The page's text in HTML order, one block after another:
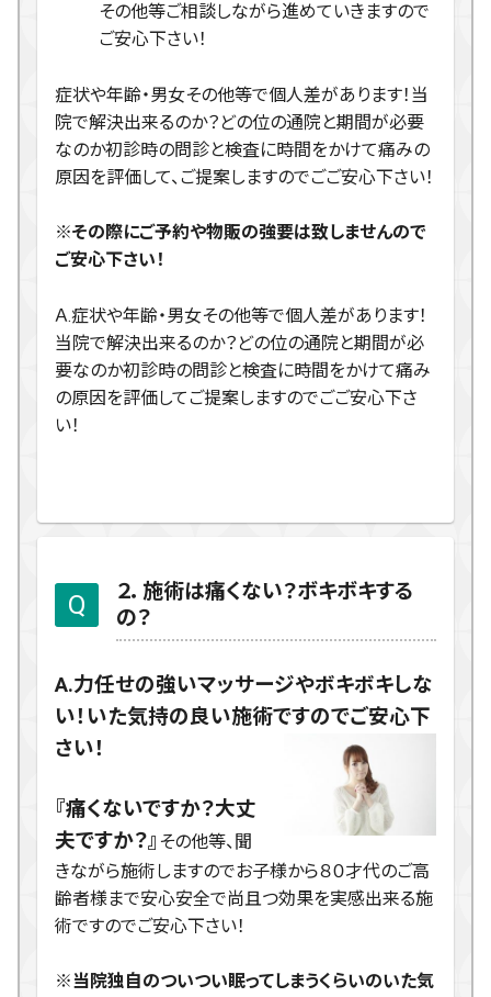
その他等ご相談しながら進めていきますので
ご安心下さい！
症状や年齢・男女その他等で個人差があります！当
院で解決出来るのか？どの位の通院と期間が必要
なのか初診時の問診と検査に時間をかけて痛みの
原因を評価して、ご提案しますのでごご安心下さい！
※その際にご予約や物販の強要は致しませんので
ご安心下さい！
Ａ.症状や年齢・男女その他等で個人差があります！
当院で解決出来るのか？どの位の通院と期間が必
要なのか初診時の問診と検査に時間をかけて痛み
の原因を評価してご提案しますのでごご安心下さ
い！
２．施術は痛くない？ボキボキする
の？
A.力任せの強いマッサージやボキボキしな
い！いた気持の良い施術ですのでご安心下
さい！
『痛くないですか？大丈
夫ですか？』 その他等、聞
きながら施術しますのでお子様から８０才代のご高
齢者様まで安心安全で尚且つ効果を実感出来る施
術ですのでご安心下さい！
※当院独自のついつい眠ってしまうくらいのいた気